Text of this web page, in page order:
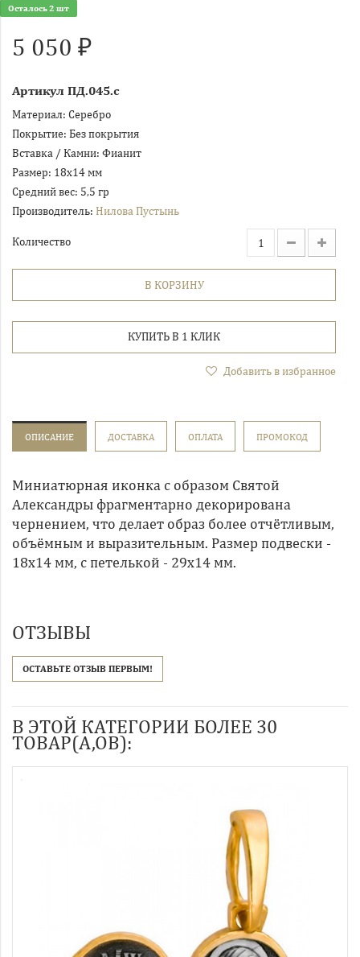
Осталось 2 шт
5 050 ₽
Артикул ПД.045.с
Материал: Серебро
Покрытие: Без покрытия
Вставка / Камни: Фианит
Размер: 18х14 мм
Средний вес: 5,5 гр
Производитель: Нилова Пустынь
Количество
В КОРЗИНУ
КУПИТЬ В 1 КЛИК
Добавить в избранное
ОПИСАНИЕ ДОСТАВКА ОПЛАТА ПРОМОКОД
Миниатюрная иконка с образом Святой
Александры фрагментарно декорирована
чернением, что делает образ более отчётливым,
объёмным и выразительным. Размер подвески -
18х14 мм, с петелькой - 29х14 мм.
ОТЗЫВЫ
ОСТАВЬТЕ ОТЗЫВ ПЕРВЫМ!
В ЭТОЙ КАТЕГОРИИ БОЛЕЕ 30
ТОВАР(А,ОВ):